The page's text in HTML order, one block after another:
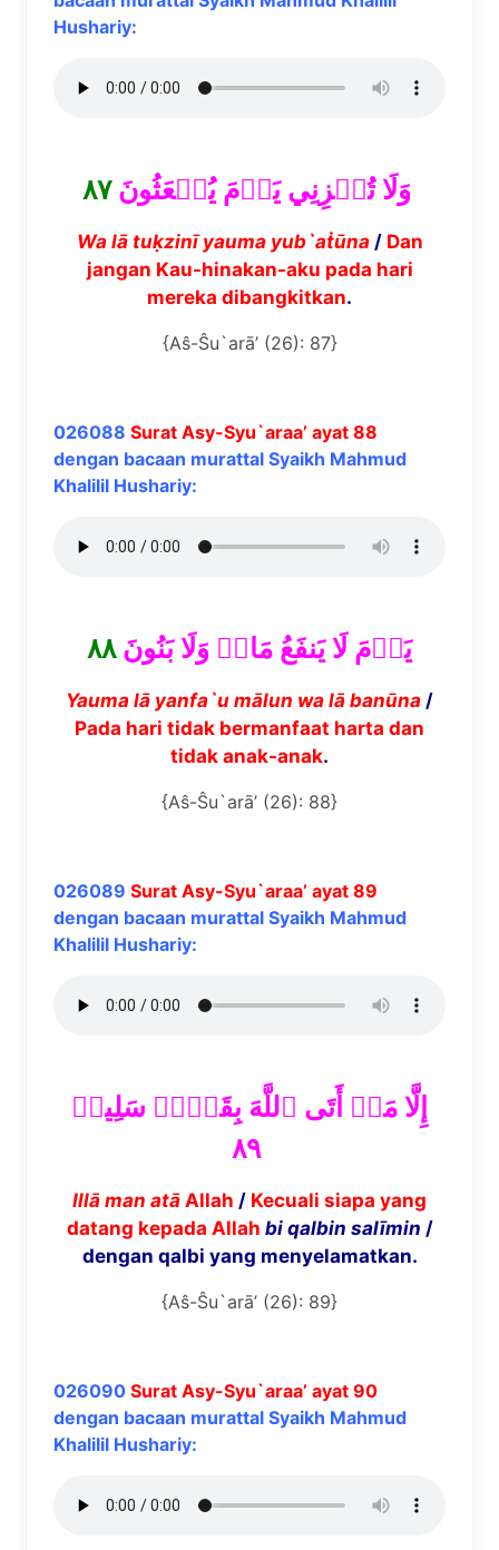
Hushariy:
وَلَا تُخۡزِنِي يَوۡمَ يُبۡعَثُونَ٨٧
Wa lātuḳzinīyauma yub`aṫūna/ Dan
jangan Kau-hinakan-aku pada hari
mereka dibangkitkan.
{Aŝ-Ŝu`arā’ (26): 87}
026088 Surat Asy-Syu`araa’ ayat 88
dengan bacaan murattal Syaikh Mahmud
Khalilil Hushariy:
يَوۡمَ لَا يَنفَعُ مَالٞ وَلَا بَنُونَ٨٨
Yauma lā yanfa`u mālun wa lā banūna /
Pada hari tidak bermanfaat harta dan
tidak anak-anak.
{Aŝ-Ŝu`arā’ (26): 88}
026089 Surat Asy-Syu`araa’ ayat 89
dengan bacaan murattal Syaikh Mahmud
Khalilil Hushariy:
إِلَّا مَنۡ أَتَى ٱللَّهَ بِقَلۡبٖ سَلِيمٖ
٨٩
Illā man atā Allah / Kecuali siapa yang
datang kepada Allah bi qalbin salīmin /
dengan qalbi yang menyelamatkan.
{Aŝ-Ŝu`arā’ (26): 89}
026090 Surat Asy-Syu`araa’ ayat 90
dengan bacaan murattal Syaikh Mahmud
Khalilil Hushariy: